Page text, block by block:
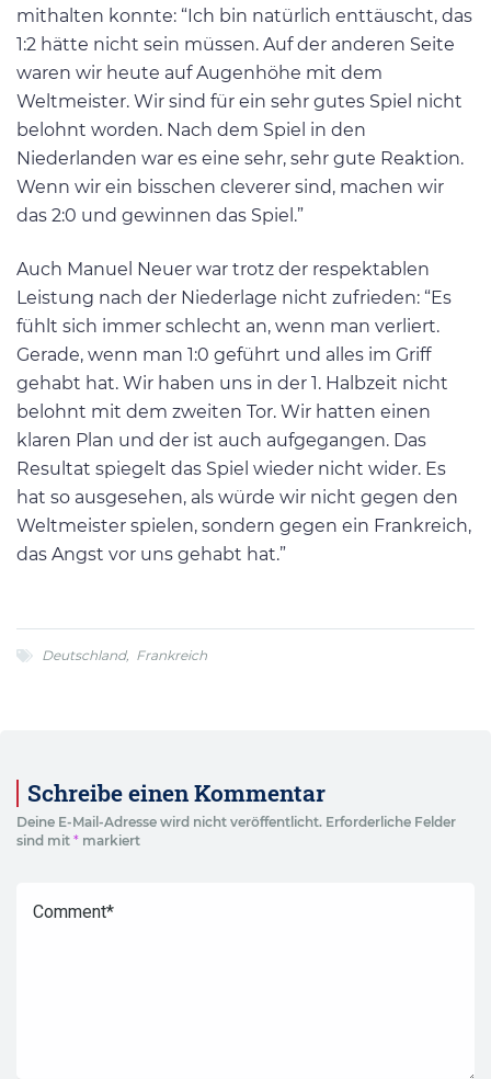
mithalten konnte: “Ich bin natürlich enttäuscht, das
1:2 hätte nicht sein müssen. Auf der anderen Seite
waren wir heute auf Augenhöhe mit dem
Weltmeister. Wir sind für ein sehr gutes Spiel nicht
belohnt worden. Nach dem Spiel in den
Niederlanden war es eine sehr, sehr gute Reaktion.
Wenn wir ein bisschen cleverer sind, machen wir
das 2:0 und gewinnen das Spiel.”
Auch Manuel Neuer war trotz der respektablen
Leistung nach der Niederlage nicht zufrieden: “Es
fühlt sich immer schlecht an, wenn man verliert.
Gerade, wenn man 1:0 geführt und alles im Griff
gehabt hat. Wir haben uns in der 1. Halbzeit nicht
belohnt mit dem zweiten Tor. Wir hatten einen
klaren Plan und der ist auch aufgegangen. Das
Resultat spiegelt das Spiel wieder nicht wider. Es
hat so ausgesehen, als würde wir nicht gegen den
Weltmeister spielen, sondern gegen ein Frankreich,
das Angst vor uns gehabt hat.”
Deutschland, Frankreich
Schreibe einen Kommentar
Deine E-Mail-Adresse wird nicht veröffentlicht. Erforderliche Felder
sind mit * markiert